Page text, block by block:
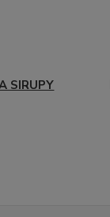
SIRUPY